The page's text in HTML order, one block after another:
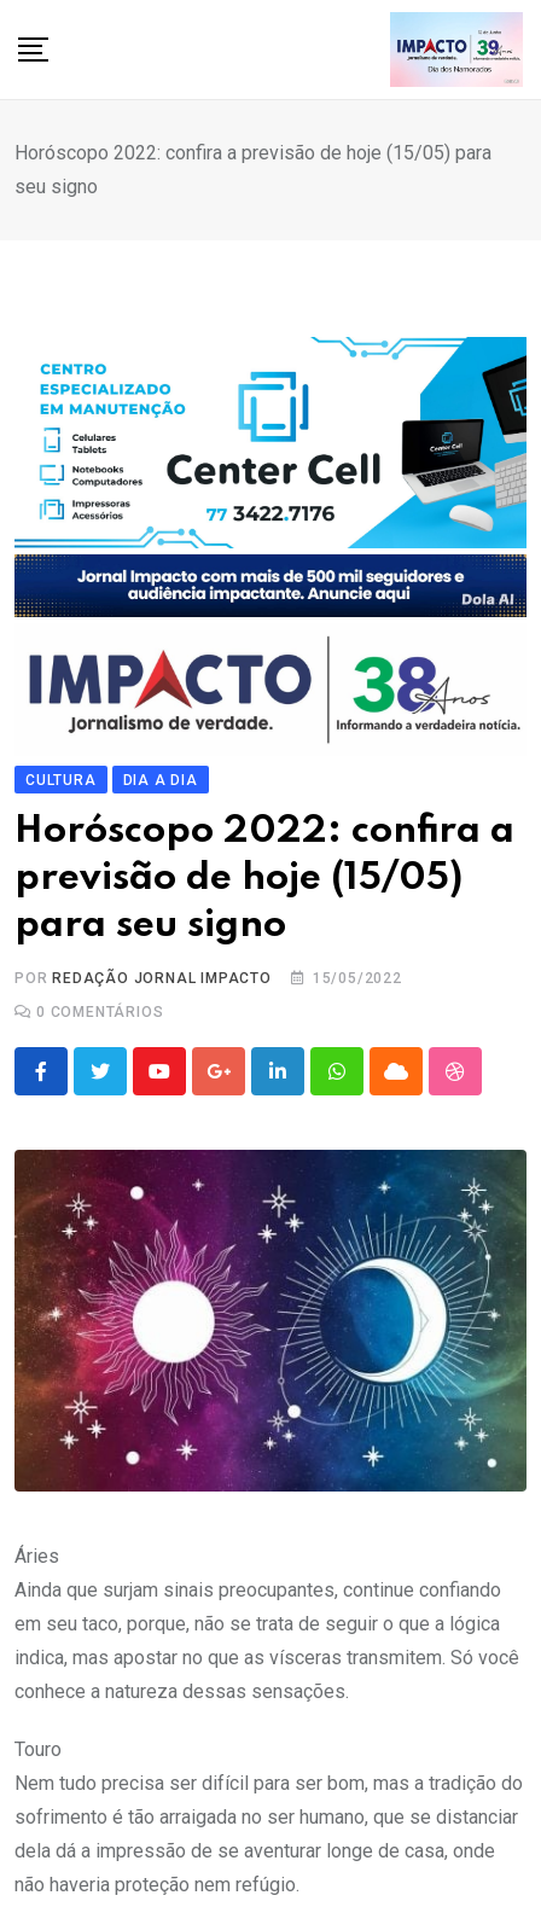
Horóscopo 2022: confira a previsão de hoje (15/05) para
seu signo
CULTURA DIA A DIA
Horóscopo 2022: confira a
previsão de hoje (15/05)
para seu signo
POR REDAÇÃO JORNAL IMPACTO
15/05/2022
0 COMENTÁRIOS
YoutubeGoogle+LinkedInWhatsappCloud
Áries
Ainda que surjam sinais preocupantes, continue confiando
em seu taco, porque, não se trata de seguir o que a lógica
indica, mas apostar no que as vísceras transmitem. Só você
conhece a natureza dessas sensações.
Touro
Nem tudo precisa ser difícil para ser bom, mas a tradição do
sofrimento é tão arraigada no ser humano, que se distanciar
dela dá a impressão de se aventurar longe de casa, onde
não haveria proteção nem refúgio.